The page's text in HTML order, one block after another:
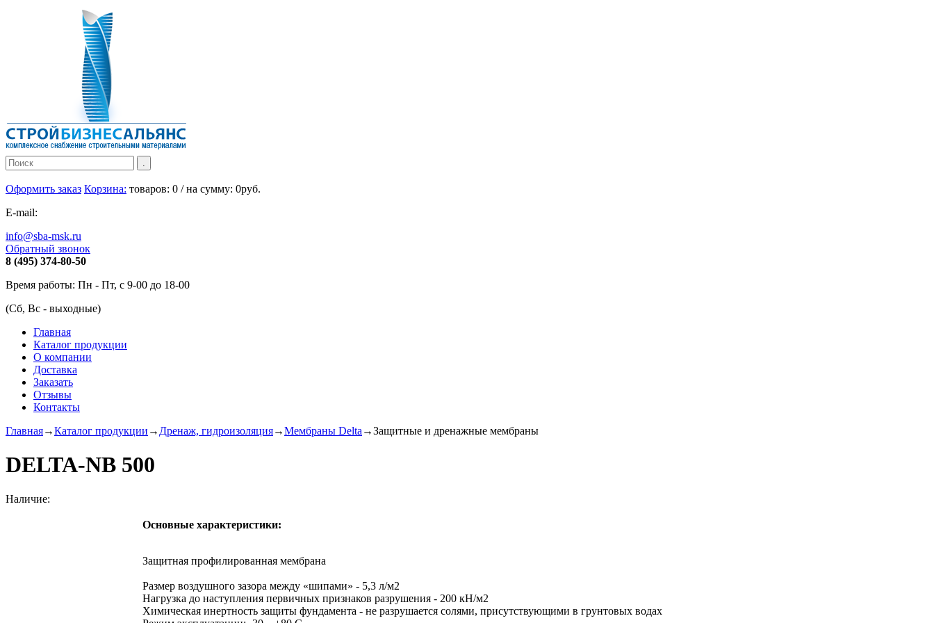
Оформить заказ Корзина: товаров: 0 / на сумму: 0руб.
E-mail:
info@sba-msk.ru
Обратный звонок
8 (495) 374-80-50
Время работы: Пн - Пт, с 9-00 до 18-00
(Сб, Вс - выходные)
Главная
Каталог продукции
О компании
Доставка
Заказать
Отзывы
Контакты
Главная→Каталог продукции → Дренаж, гидроизоляция→Мембраны Delta →Защитные и дренажные мембраны
DELTA-NB 500
Наличие:
Основные характеристики:
Защитная профилированная мембрана
Размер воздушного зазора между «шипами» - 5,3 л/м2
Нагрузка до наступления первичных признаков разрушения - 200 кН/м2
Химическая инертность защиты фундамента - не разрушается солями, присутствующими в грунтовых водах